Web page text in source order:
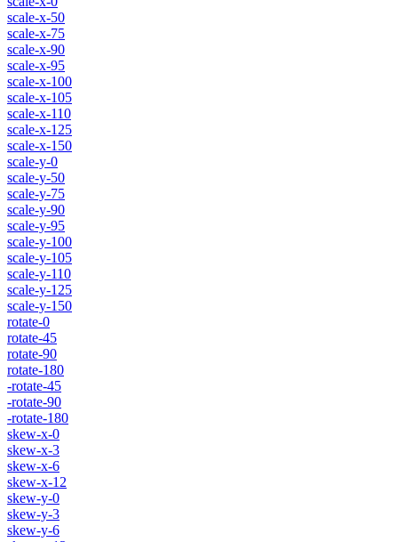
scale-x-50
scale-x-75
scale-x-90
scale-x-95
scale-x-100
scale-x-105
scale-x-110
scale-x-125
scale-x-150
scale-y-0
scale-y-50
scale-y-75
scale-y-90
scale-y-95
scale-y-100
scale-y-105
scale-y-110
scale-y-125
scale-y-150
rotate-0
rotate-45
rotate-90
rotate-180
-rotate-45
-rotate-90
-rotate-180
skew-x-0
skew-x-3
skew-x-6
skew-x-12
skew-y-0
skew-y-3
skew-y-6